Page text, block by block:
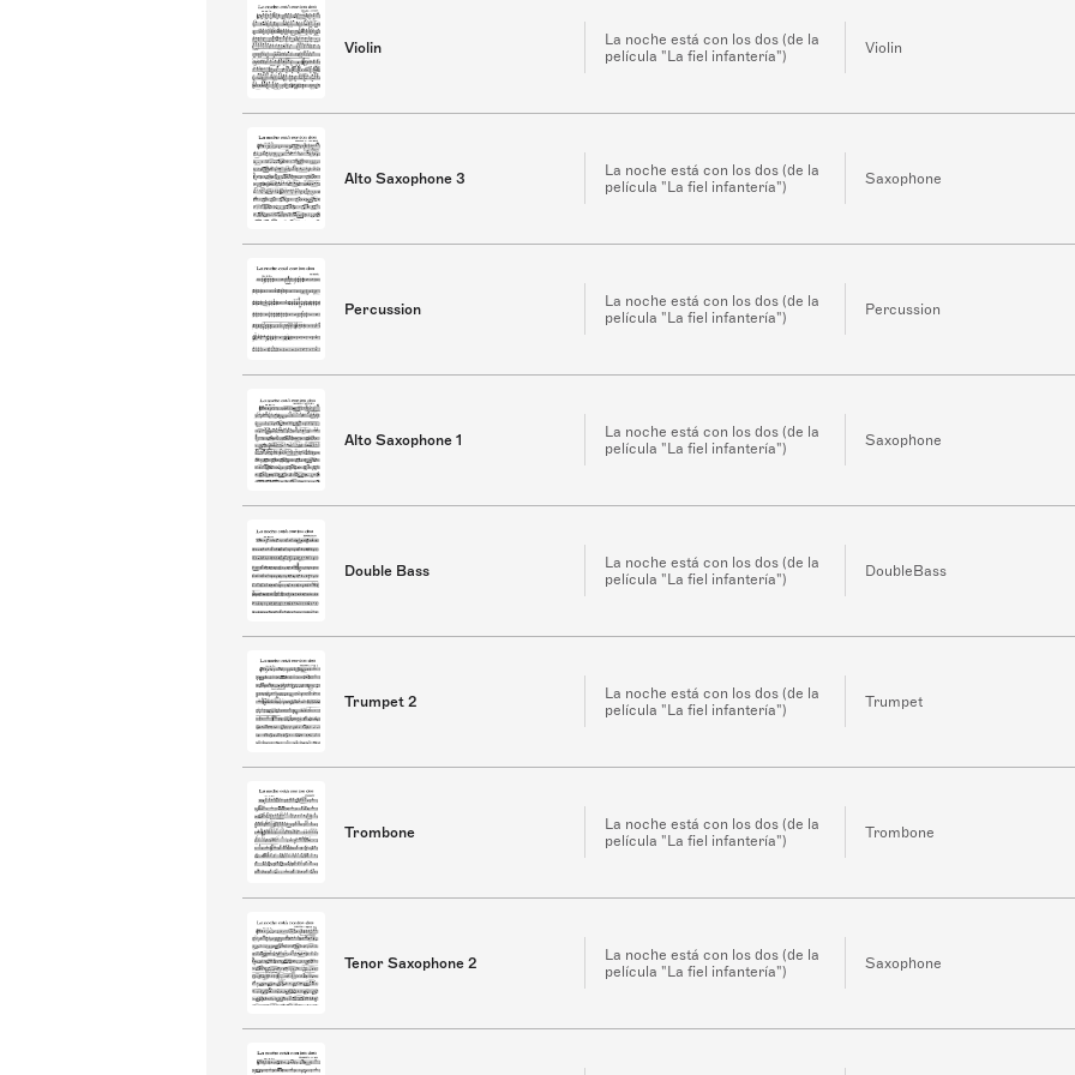
Violin
La noche está con los dos (de la
película "La fiel infantería")
Violin
Alto Saxophone 3
La noche está con los dos (de la
película "La fiel infantería")
Saxophone
Percussion
La noche está con los dos (de la
película "La fiel infantería")
Percussion
Alto Saxophone 1
La noche está con los dos (de la
película "La fiel infantería")
Saxophone
Double Bass
La noche está con los dos (de la
película "La fiel infantería")
DoubleBass
Trumpet 2
La noche está con los dos (de la
película "La fiel infantería")
Trumpet
Trombone
La noche está con los dos (de la
película "La fiel infantería")
Trombone
Tenor Saxophone 2
La noche está con los dos (de la
película "La fiel infantería")
Saxophone